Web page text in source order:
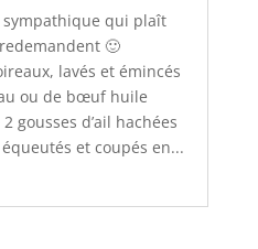
sympathique qui plaît
🙂
lavés et émincés
ou de bœuf huile
gousses d’ail hachées
et coupés en...